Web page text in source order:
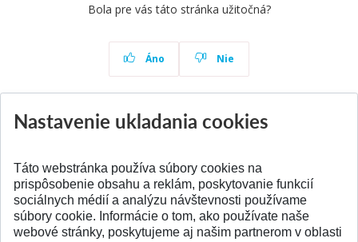
Bola pre vás táto stránka užitočná?
Áno Nie
Nastavenie ukladania cookies
Táto webstránka používa súbory cookies na
prispôsobenie obsahu a reklám, poskytovanie funkcií
sociálnych médií a analýzu návštevnosti používame
súbory cookie. Informácie o tom, ako používate naše
webové stránky, poskytujeme aj našim partnerom v oblasti